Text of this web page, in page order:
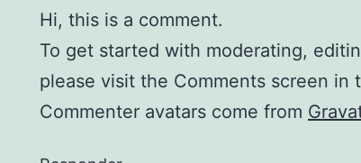
Hi, this is a comment.
To get started with moderating,
please visit the Comments screen in
Commenter avatars come from